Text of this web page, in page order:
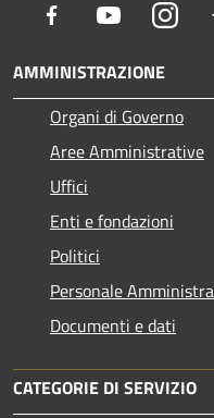
Facebook Youtube
AMMINISTRAZIONE
Organi di Governo
Aree Amministrative
Uffici
Enti e fondazioni
Politici
Personale
Documenti e dati
CATEGORIE DI SERVIZIO